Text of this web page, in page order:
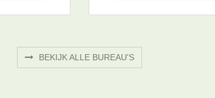
BEKIJK ALLE BUREAU'S